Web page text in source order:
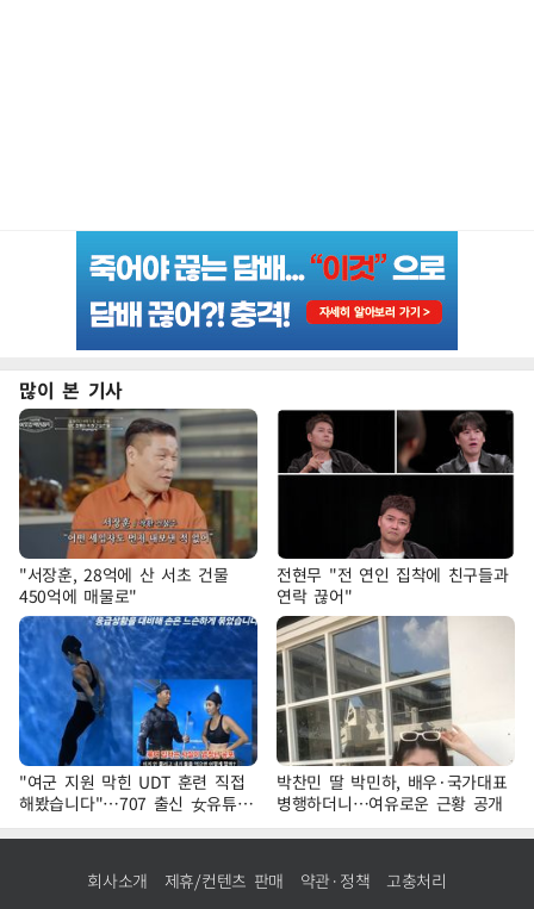
많이 본 기사
"서장훈, 28억에 산 서초 건물
450억에 매물로"
전현무 "전 연인 집착에 친구들과
연락 끊어"
"여군 지원 막힌 UDT 훈련 직접
해봤습니다"…707 출신 女유튜버
'완벽 소화'
박찬민 딸 박민하, 배우·국가대표
병행하더니…여유로운 근황 공개
회사소개 제휴/컨텐츠 판매 약관·정책 고충처리